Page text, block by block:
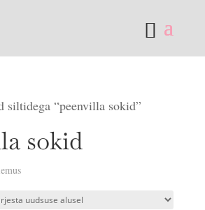
siltidega “peenvilla sokid”
sokid